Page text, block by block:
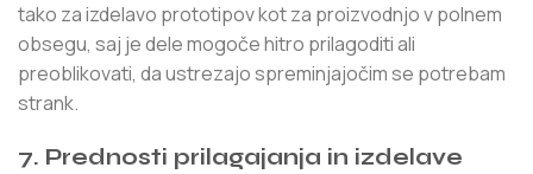
tako za izdelavo prototipov kot za proizvodnjo v polnem
obsegu, saj je dele mogoče hitro prilagoditi ali
preoblikovati, da ustrezajo spreminjajočim se potrebam
strank.
7. Prednosti prilagajanja in izdelave